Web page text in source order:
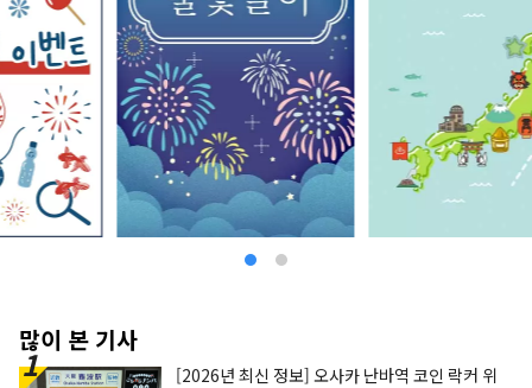
많이 본 기사
[2026년 최신 정보] 오사카 난바역 코인 락커 위